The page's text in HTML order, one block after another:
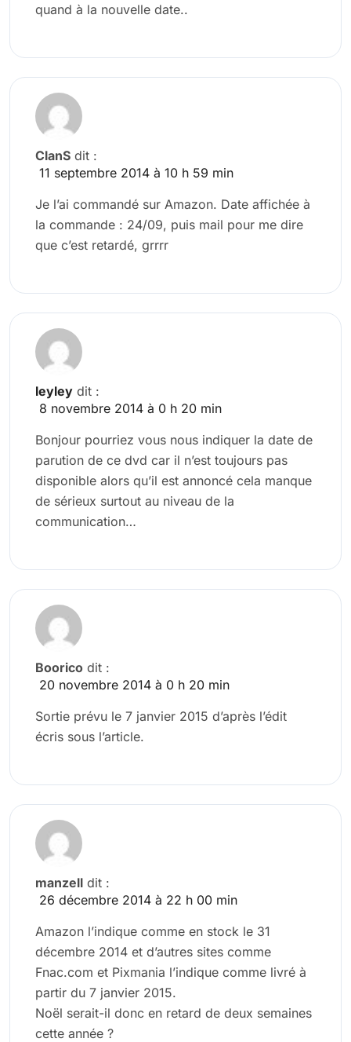
quand à la nouvelle date..
ClanS dit :
11 septembre 2014 à 10 h 59 min
Je l’ai commandé sur Amazon. Date affichée à
la commande : 24/09, puis mail pour me dire
que c’est retardé, grrrr
leyley dit :
8 novembre 2014 à 0 h 20 min
Bonjour pourriez vous nous indiquer la date de
parution de ce dvd car il n’est toujours pas
disponible alors qu’il est annoncé cela manque
de sérieux surtout au niveau de la
communication…
Boorico dit :
20 novembre 2014 à 0 h 20 min
Sortie prévu le 7 janvier 2015 d’après l’édit
écris sous l’article.
manzell dit :
26 décembre 2014 à 22 h 00 min
Amazon l’indique comme en stock le 31
décembre 2014 et d’autres sites comme
Fnac.com et Pixmania l’indique comme livré à
partir du 7 janvier 2015.
Noël serait-il donc en retard de deux semaines
cette année ?